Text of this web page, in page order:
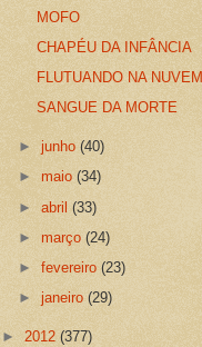
MOFO
CHAPÉU DA INFÂNCIA
FLUTUANDO NA NUVEM
SANGUE DA MORTE
►junho(40)
►maio(34)
►abril(33)
► março(24)
►fevereiro(23)
►janeiro(29)
► 2012 (377)